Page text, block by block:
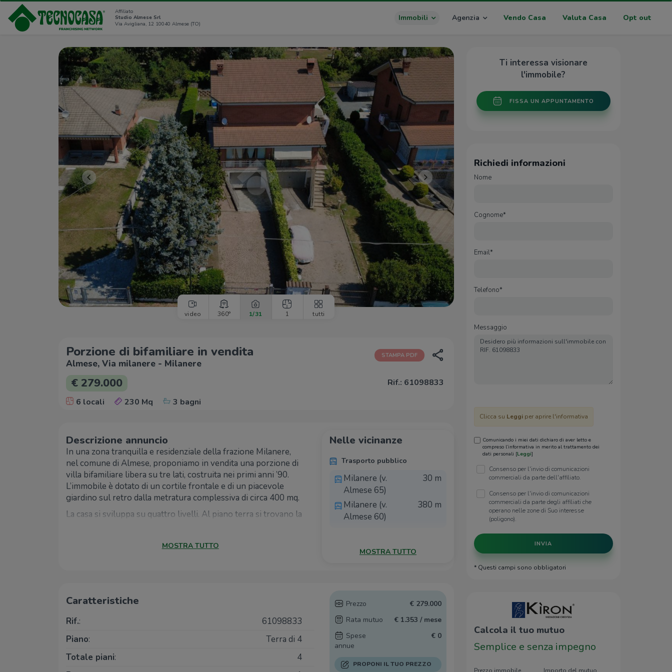
Affiliato
Studio Almese Srl
Via Avigliana, 12 10040 Almese (TO)
Immobili Agenzia Vendo Casa Valuta Casa Opt out
<< >>
video 360° 1/31 1 tutti
Porzione di bifamiliare in vendita
Almese, Via milanere - Milanere
€ 279.000
6 locali 230 Mq 3 bagni
STAMPA PDF
Rif.: 61098833
Descrizione annuncio
In una zona tranquilla e residenziale della frazione Milanere,
nel comune di Almese, proponiamo in vendita una porzione di
villa bifamiliare libera su tre lati, costruita nei primi anni ’90.
L’immobile è dotato di un cortile frontale e di un piacevole
giardino sul retro dalla metratura complessiva di circa 400 mq.
La casa si sviluppa su quattro livelli. Al piano terra si trovano la
primo piano sono presenti due camere da letto, di cui una con
versatili e personalizzabili secondo le proprie esigenze, e un
comoda autorimessa doppia, un ripostiglio e una spaziosa
cantina attualmente utilizzata come tavernetta, ideale per cene
in compagnia o spazi ricreativi.
L’immobile presenta in ottime condizioni, con impianto di
MOSTRA TUTTO
Nelle vicinanze
Trasporto pubblico
Milanere (v.
Almese 65)
30 m
Milanere (v.
Almese 60)
380 m
Ricariche auto elettriche
EnelX
Scuole
Scuola Primaria
"Italo Calvino"
MOSTRA TUTTO
Caratteristiche
Rif.:
61098833
Piano:
Terra di 4
Totale piani:
4
Prezzo
€ 279.000
Rata mutuo
€ 1.353 / mese
Spese
annue
€ 0
PROPONI IL TUO PREZZO
Ti interessa visionare
l'immobile?
FISSA UN APPUNTAMENTO
Richiedi informazioni
Nome
Cognome*
Email*
Telefono*
Messaggio
Clicca su Leggiper aprire l'informativa
Comunicando i miei dati dichiaro di aver letto e
compreso l’informativa in merito al trattamento dei
dati personali [Leggi]
Consenso per l'invio di comunicazioni
commerciali da parte dell'affiliato.
Consenso per l'invio di comunicazioni
commerciali da parte degli affiliati che
operano nelle zone di Suo interesse
(poligono).
INVIA
* Questi campi sono obbligatori
Calcola il tuo mutuo
Semplice e senza impegno